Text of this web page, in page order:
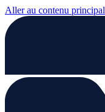
Aller au contenu principal